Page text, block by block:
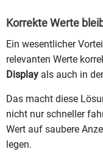
Korrekte Werte
Ein wesentlicher
relevanten Werte
Display als auch in
Das macht diese
nicht nur schneller
Wert auf saubere
legen.